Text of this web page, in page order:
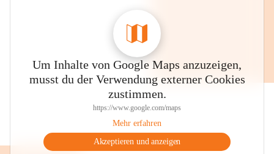
Um Inhalte von Google Maps anzuzeigen,
musst du der Verwendung externer Cookies
zustimmen.
https://www.google.com/maps
Mehr erfahren
Akzeptieren und anzeigen